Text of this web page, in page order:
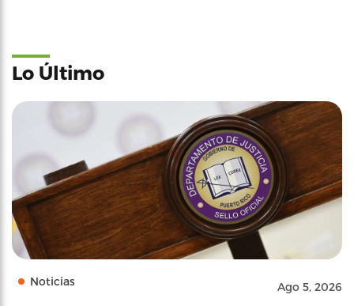
Lo Último
Noticias Ago 5, 2026